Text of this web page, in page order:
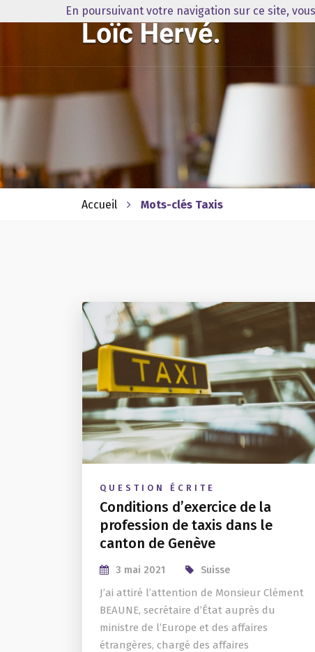
Accueil Mots-clés Taxis
QUESTION ÉCRITE
Conditions d’exercice de la
profession de taxis dans le
canton de Genève
3 mai 2021 Suisse
J’ai attiré l’attention de Monsieur Clément
BEAUNE, secrétaire d’État auprès du
ministre de l’Europe et des affaires
étrangères, chargé des affaires
En poursuivant votre navigation sur ce site,